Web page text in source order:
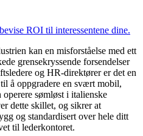
ROI til interessentene dine.
kan en misforståelse med ett
grensekryssende forsendelser
og HR-direktører er det en
å oppgradere en svært mobil,
sømløst i italienske
dette skillet, og sikrer at
og standardisert over hele ditt
til lederkontoret.